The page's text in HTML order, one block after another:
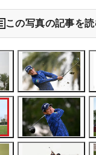
この写真の記事を